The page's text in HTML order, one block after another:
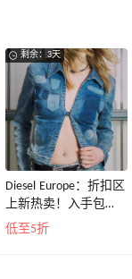
剩余：3天
Diesel Europe：折扣区
上新热卖！入手包
袋、服饰、鞋履等
低至5折